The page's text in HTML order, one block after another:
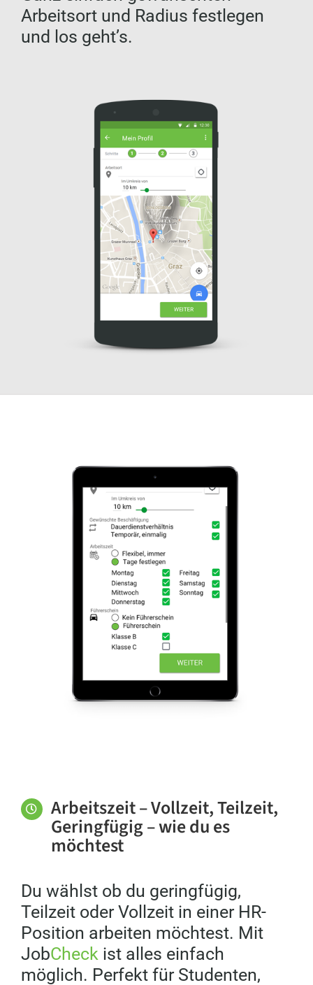
Arbeitsort und Radius festlegen
und los geht’s.
Arbeitszeit – Vollzeit, Teilzeit,
Geringfügig – wie du es
möchtest
Du wählst ob du geringfügig,
Teilzeit oder Vollzeit in einer HR-
Position arbeiten möchtest. Mit
JobCheck ist alles einfach
möglich. Perfekt für Studenten,